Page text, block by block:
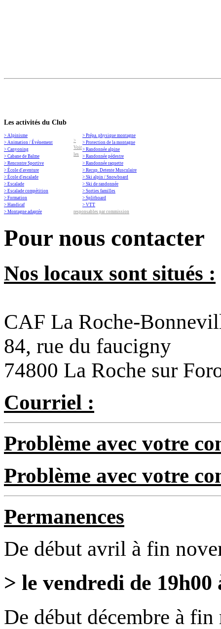
Les activités du Club
> Alpinisme
> Animation / Événement
> Canyoning
> Cabane de Balme
> Rencontre Sportive
> École d'aventure
> École d'escalade
> Escalade
> Escalade compétition
> Formation
> Handicaf
> Montagne adaptée
> Prépa. physique montagne
> Protection de la montagne
> Randonnée alpine
> Randonnée pédestre
> Randonnée raquette
> Recup. Detente Musculaire
> Ski alpin / Snowboard
> Ski de randonnée
> Sorties familles
> Splitboard
> VTT
>
Voir
les
responsables par commission
Pour nous contacter
Nos locaux sont situés :
CAF La Roche-
84, rue du faucigny
74800 La Roche sur
Courriel :
Problème avec votre
Problème avec votre
Permanences
De début avril à fin
> le vendredi de 19h00
De début décembre à fin